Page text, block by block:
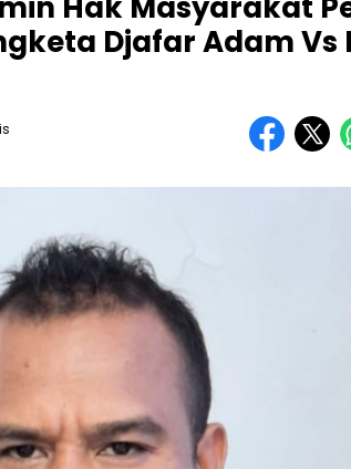
Djafar Adam Vs